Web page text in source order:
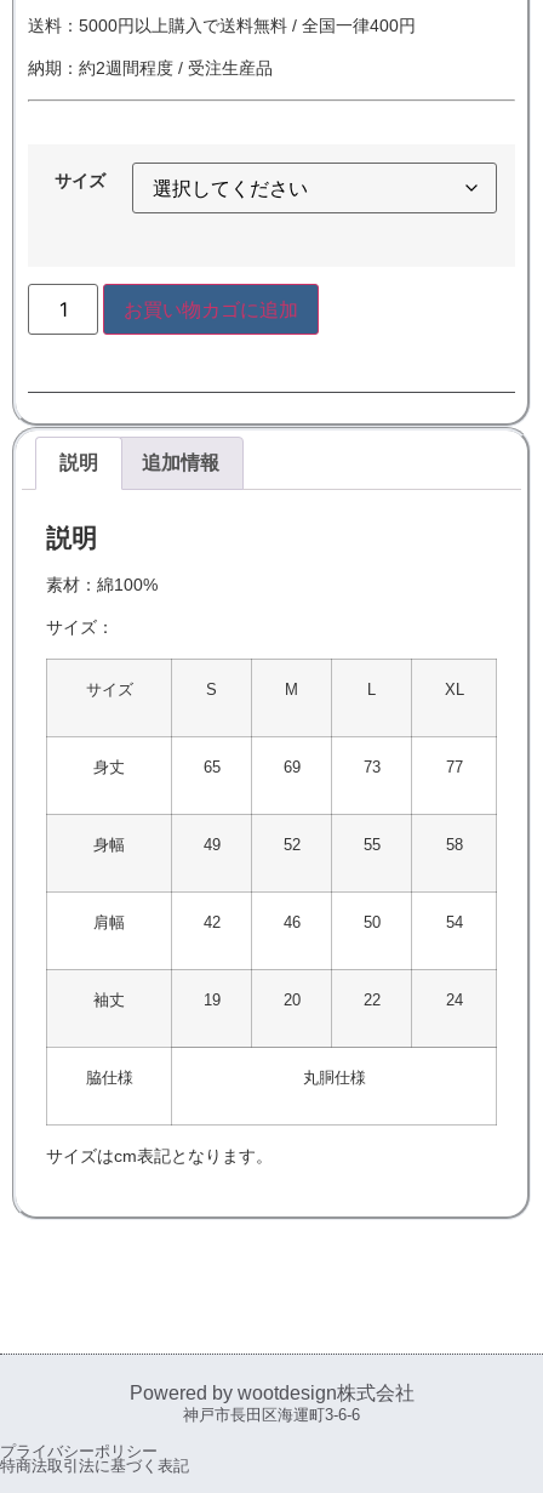
送料：5000円以上購入で送料無料 / 全国一律400円
納期：約2週間程度 / 受注生産品
サイズ
お買い物カゴに追加
説明 追加情報
説明
素材：綿100%
サイズ：
サイズ S M XL
身丈 65 69 73 77
身幅 49 52 55 58
肩幅 42 46 50 54
袖丈 19 20 22 24
脇仕様 丸胴仕様
サイズはcm表記となります。
Powered by wootdesign株式会社
神戸市長田区海運町3-6-6
プライバシーポリシー
特商法取引法に基づく表記